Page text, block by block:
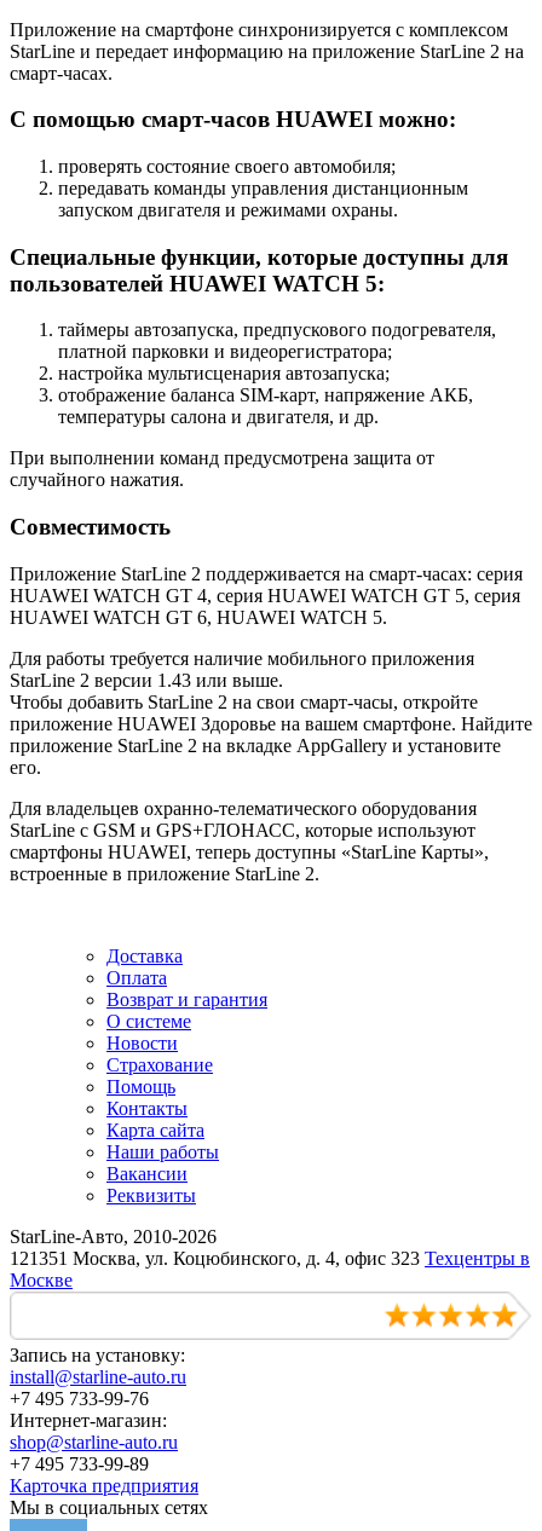
Приложение на смартфоне синхронизируется с комплексом
StarLine и передает информацию на приложение StarLine 2 на
смарт-часах.
С помощью смарт-часов HUAWEI можно:
проверять состояние своего автомобиля;
передавать команды управления дистанционным
запуском двигателя и режимами охраны.
Специальные функции, которые доступны для
пользователей HUAWEI WATCH 5:
таймеры автозапуска, предпускового подогревателя,
платной парковки и видеорегистратора;
настройка мультисценария автозапуска;
отображение баланса SIM-карт, напряжение АКБ,
температуры салона и двигателя, и др.
При выполнении команд предусмотрена защита от
случайного нажатия.
Совместимость
Приложение StarLine 2 поддерживается на смарт-часах: серия
HUAWEI WATCH GT 4, серия HUAWEI WATCH GT 5, серия
HUAWEI WATCH GT 6, HUAWEI WATCH 5.
Для работы требуется наличие мобильного приложения
StarLine 2 версии 1.43 или выше.
Чтобы добавить StarLine 2 на свои смарт-часы, откройте
приложение HUAWEI Здоровье на вашем смартфоне. Найдите
приложение StarLine 2 на вкладке AppGallery и установите
его.
Для владельцев охранно-телематического оборудования
StarLine с GSM и GPS+ГЛОНАСС, которые используют
смартфоны HUAWEI, теперь доступны «StarLine Карты»,
встроенные в приложение StarLine 2.
Доставка
Оплата
Возврат и гарантия
О системе
Новости
Страхование
Помощь
Контакты
Карта сайта
Наши работы
Вакансии
Реквизиты
StarLine-Авто, 2010-2026
121351 Москва, ул. Коцюбинского, д. 4, офис 323 Техцентры в
Москве
Запись на установку:
install@starline-auto.ru
+7 495 733-99-76
Интернет-магазин:
shop@starline-auto.ru
+7 495 733-99-89
Карточка предприятия
Мы в социальных сетях